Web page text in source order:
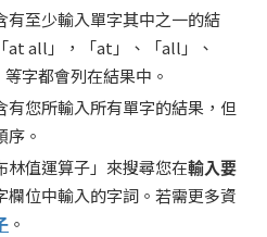
有至少輸入單字其中之一的結
at all」，「at」、「all」、
字都會列在結果中。
有您所輸入所有單字的結果，但
。
林值運算子」來搜尋您在輸入要
欄位中輸入的字詞。若需更多資
。